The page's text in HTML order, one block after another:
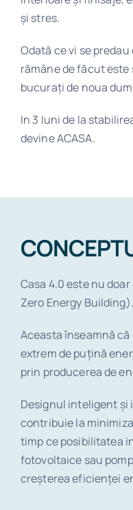
și stres.
Odată ce vi se
rămâne de făcut este
bucurați de noua
In 3 luni de la
devine ACASA.
Casa 4.0 este nu
Zero Energy Building).
Aceasta înseamnă
extrem de puțină
prin producerea de
Designul inteligent și
contribuie la
timp ce posibilitatea
fotovoltaice sau
creșterea eficienței